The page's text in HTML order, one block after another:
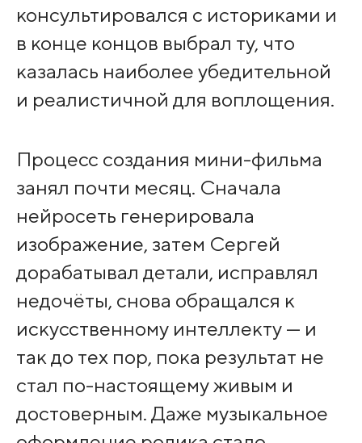
консультировался с историками и
в конце концов выбрал ту, что
казалась наиболее убедительной
и реалистичной для воплощения.
Процесс создания мини-фильма
занял почти месяц. Сначала
нейросеть генерировала
изображение, затем Сергей
дорабатывал детали, исправлял
недочёты, снова обращался к
искусственному интеллекту — и
так до тех пор, пока результат не
стал по-настоящему живым и
достоверным. Даже музыкальное